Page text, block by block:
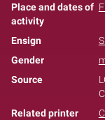
Place and dates of
activity
Ensign
Gender
Source
Related printer